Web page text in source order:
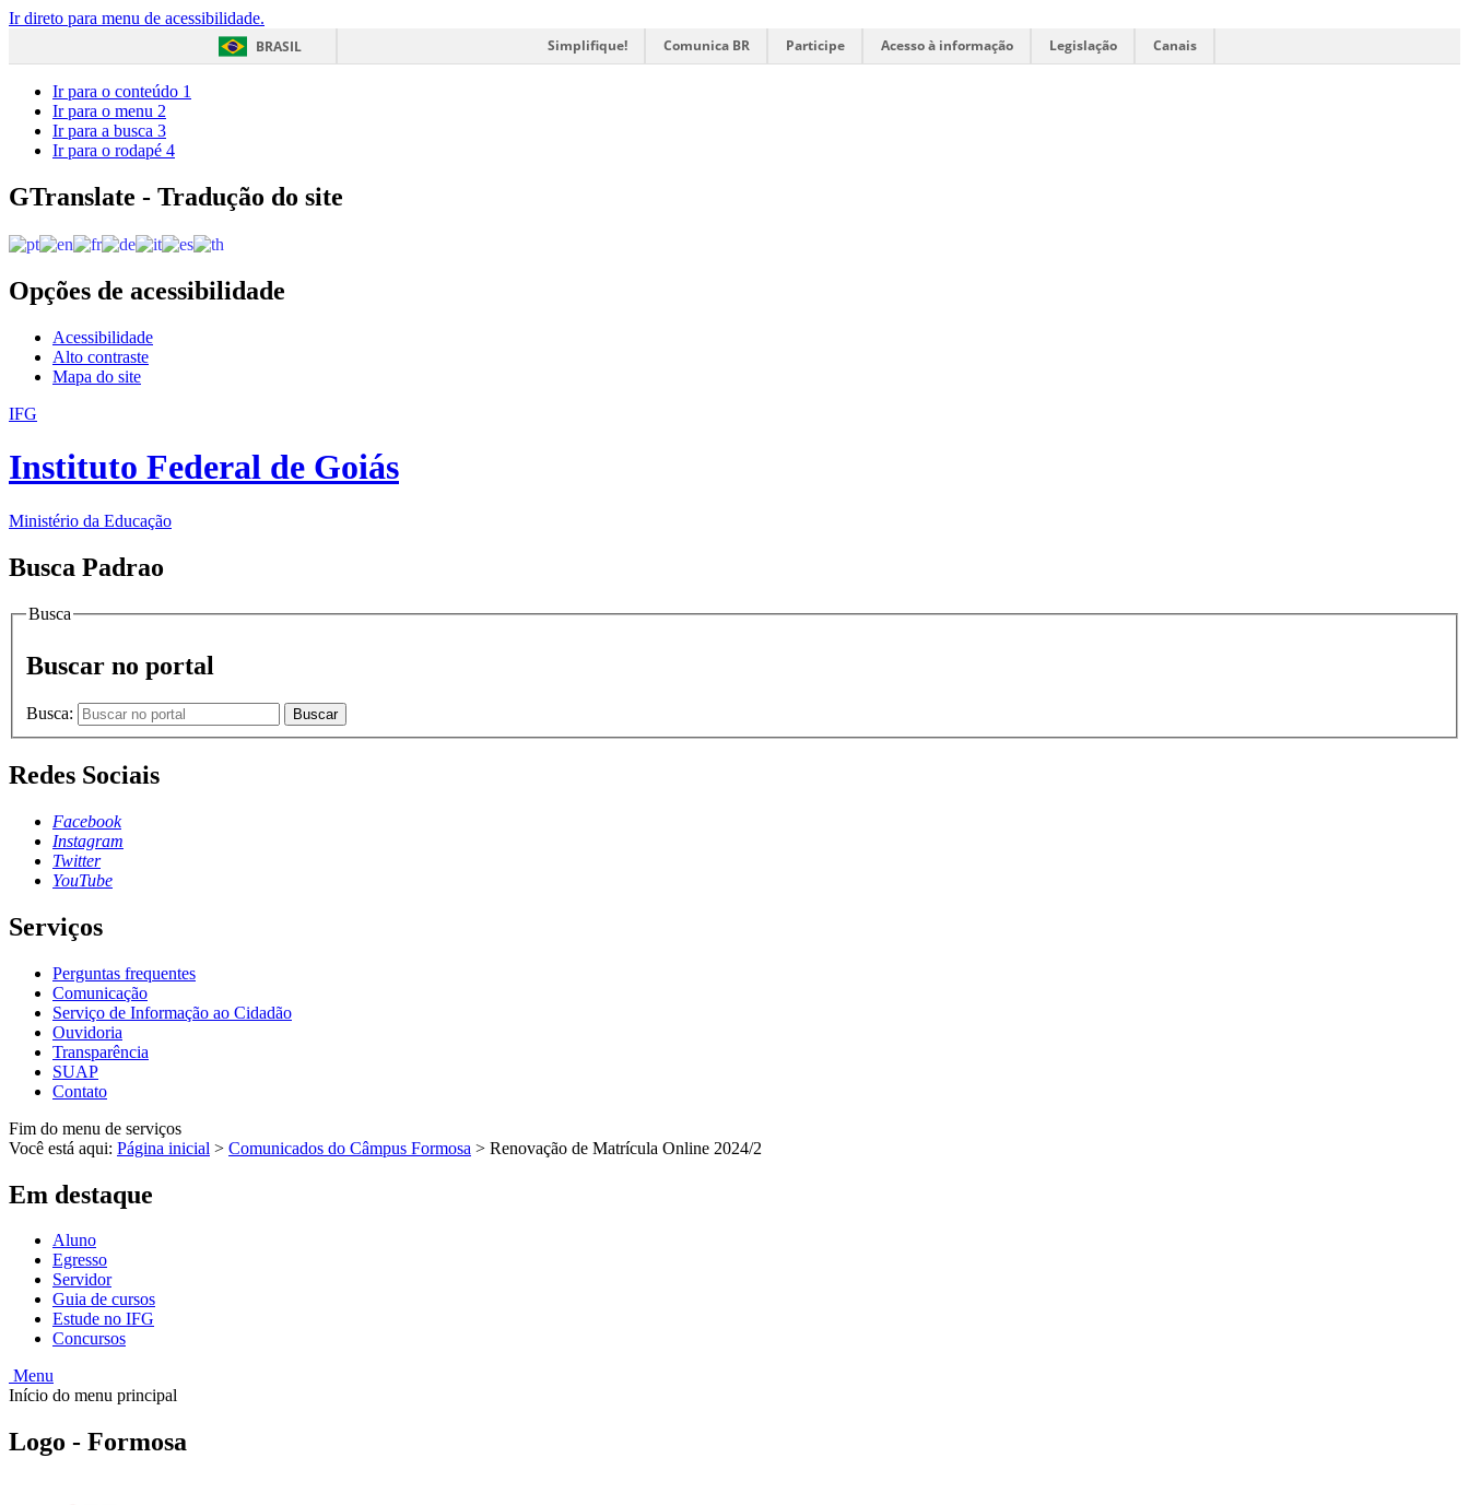
Ir direto para menu de acessibilidade.
BRASIL
Simplifique! Comunica BR Participe Acesso à informação Legislação Canais
Ir para o conteúdo 1
Ir para o menu 2
Ir para a busca 3
Ir para o rodapé 4
GTranslate - Tradução do site
Opções de acessibilidade
Acessibilidade
Alto contraste
Mapa do site
IFG
Instituto Federal de Goiás
Ministério da Educação
Busca Padrao
Busca
Buscar no portal
Busca: Buscar
Redes Sociais
Facebook
Instagram
Twitter
YouTube
Serviços
Perguntas frequentes
Comunicação
Serviço de Informação ao Cidadão
Ouvidoria
Transparência
SUAP
Contato
Fim do menu de serviços
Você está aqui: Página inicial > Comunicados do Câmpus Formosa > Renovação de Matrícula Online 2024/2
Em destaque
Aluno
Egresso
Servidor
Guia de cursos
Estude no IFG
Concursos
Menu
Início do menu principal
Logo - Formosa